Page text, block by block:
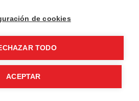
de cookies
TODO
ACEPTAR